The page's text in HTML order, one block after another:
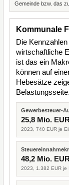
Gemeinde bzw. das
Kommunale
Die
wirtschaftliche
ist das ein
können auf
Hebesätze
Belastungsseite.
Gewerbesteuer-
25,8 Mio. EUR
2023, 740 EUR je
48,2 Mio. EUR
2023, 1.382 EUR je